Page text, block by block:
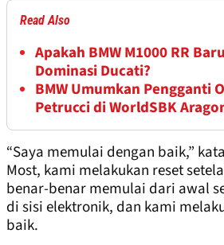
Read Also
Apakah BMW M1000 RR
Dominasi Ducati?
BMW Umumkan Pengganti
Petrucci di WorldSBK
“Saya memulai dengan baik,”
Most, kami melakukan reset
benar-benar memulai dari awal
di sisi elektronik, dan kami
baik.